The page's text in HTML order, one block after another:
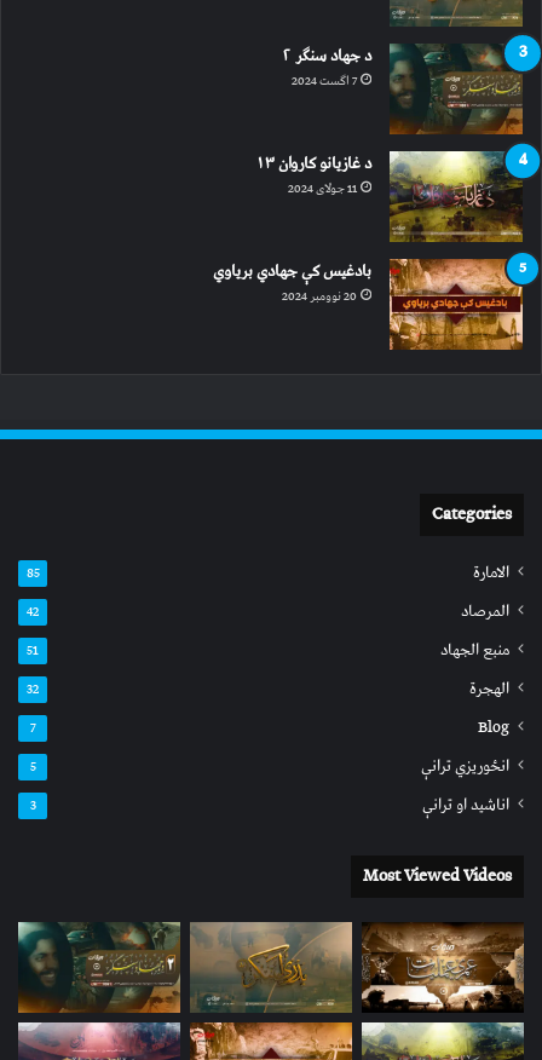
د جهاد سنګر ۲
7 اگست 2024
د غازیانو کاروان ۱۳
11 جولای 2024
بادغیس کې جهادي بریاوي
20 نوومبر 2024
Categories
الامارة 85
المرصاد 42
منبع الجهاد 51
الهجرة 32
Blog
7
انځوریزي ترانې 5
اناشید او ترانې 3
Most Viewed Videos